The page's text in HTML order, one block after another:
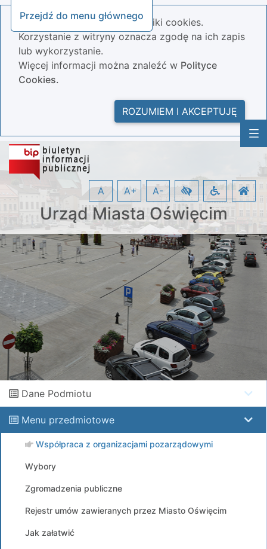
Przejdź do menu głównego
Nasza strona wykorzystuje pliki cookies.
Korzystanie z witryny oznacza zgodę na ich zapis
lub wykorzystanie.
Więcej informacji można znaleźć w Polityce
Cookies.
ROZUMIEM I AKCEPTUJĘ
Urząd Miasta Oświęcim
A A+ A-
Dane Podmiotu
Menu przedmiotowe
Współpraca z organizacjami pozarządowymi
Wybory
Zgromadzenia publiczne
Rejestr umów zawieranych przez Miasto Oświęcim
Jak załatwić